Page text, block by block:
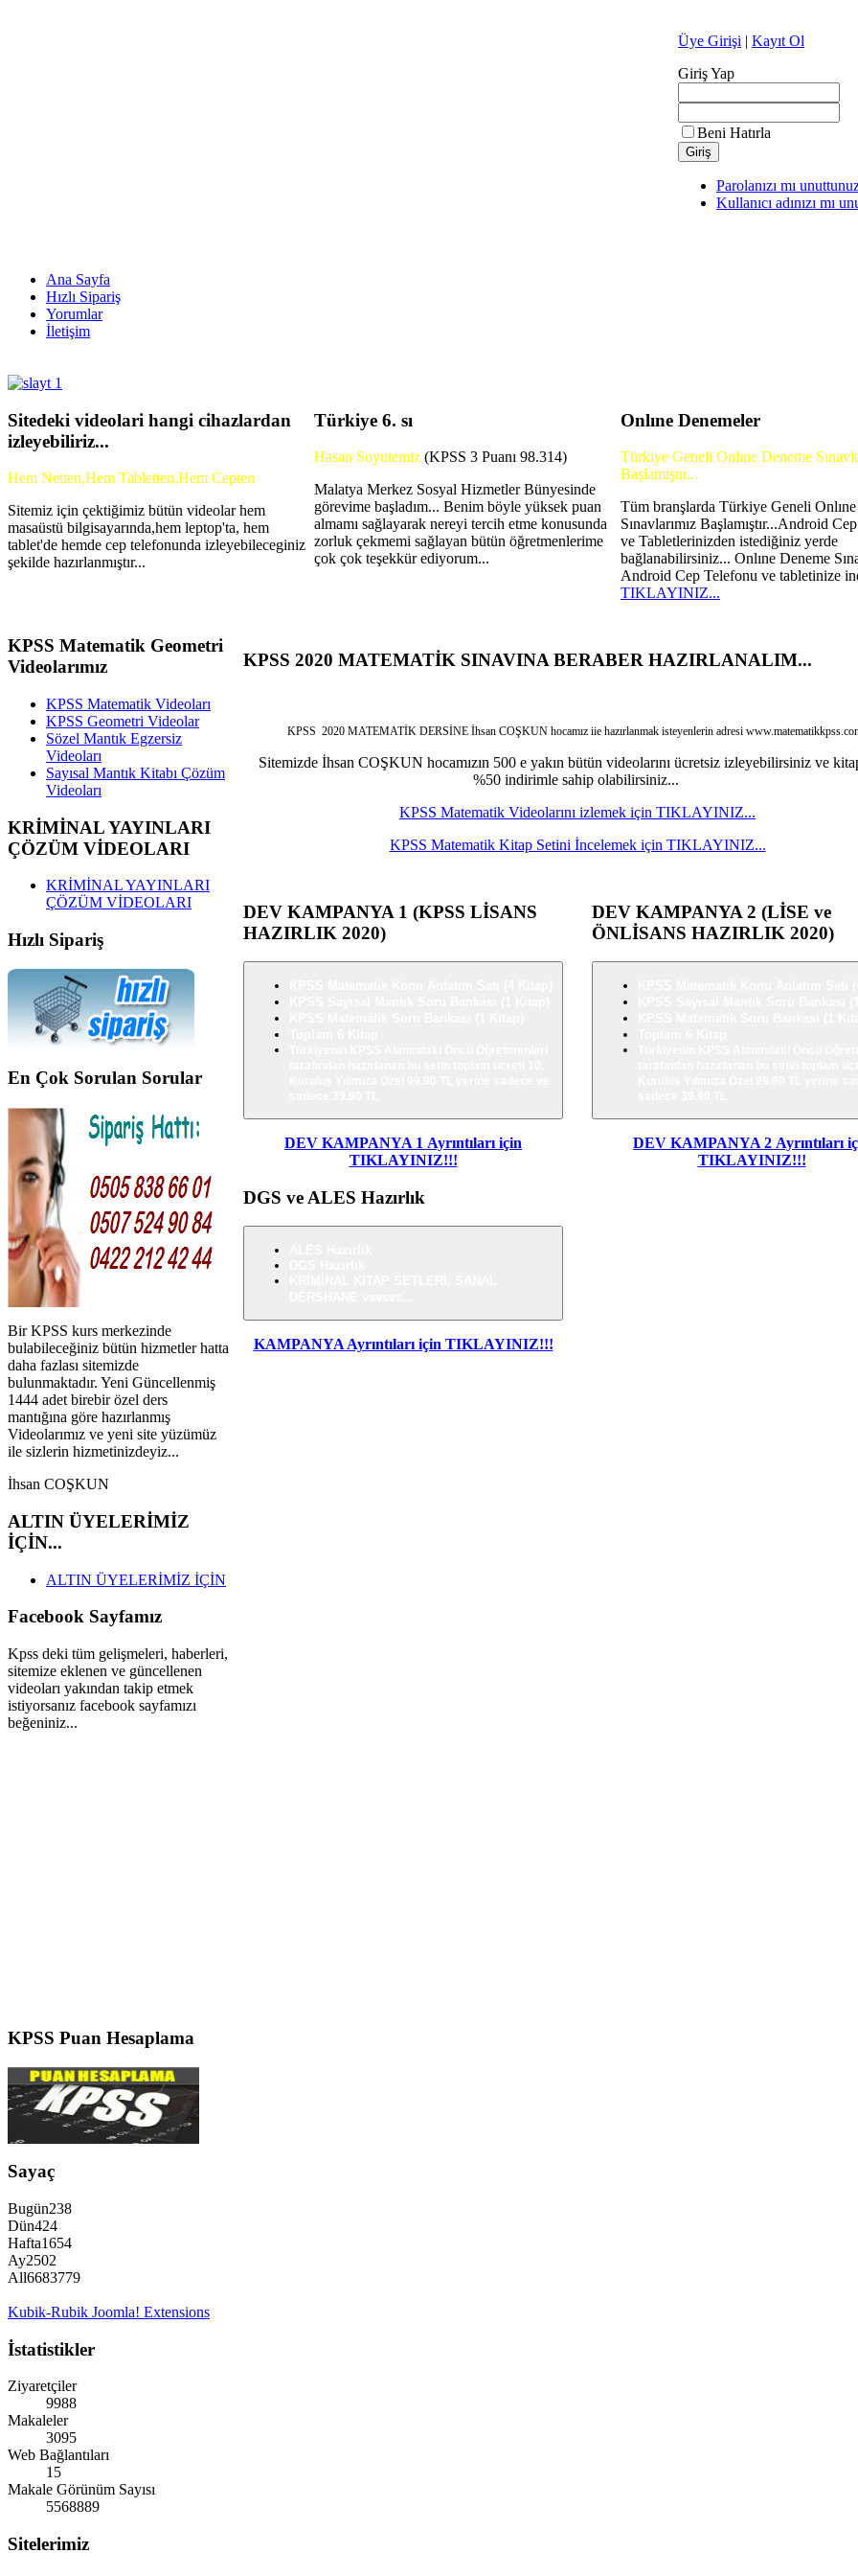
Üye Girişi | Kayıt Ol
Giriş Yap
Beni Hatırla
Parolanızı mı
Kullanıcı adınızı mı
Ana Sayfa
Hızlı Sipariş
Yorumlar
İletişim
Sitedeki videolari hangi cihazlardan
izleyebiliriz...
Hem Netten,Hem Tabletten,Hem Cepten
Sitemiz için çektiğimiz bütün videolar hem
masaüstü bilgisayarında,hem leptop'ta, hem
tablet'de hemde cep telefonunda izleyebileceginiz
şekilde hazırlanmıştır...
Türkiye 6. sı
Hasan Soyutemiz (KPSS 3 Puanı 98.314)
Malatya Merkez Sosyal Hizmetler Bünyesinde
görevime başladım... Benim böyle yüksek puan
almamı sağlayarak nereyi tercih etme konusunda
zorluk çekmemi sağlayan bütün öğretmenlerime
çok çok teşekkür ediyorum...
Onlıne Denemeler
Türkiye Geneli Onlıne Deneme
Başlamıştır...
Tüm branşlarda Türkiye Geneli
Sınavlarımız Başlamıştır...Android
ve Tabletlerinizden istediğiniz yerde
bağlanabilirsiniz... Onlıne Deneme
Android Cep Telefonu ve tabletinize
TIKLAYINIZ...
KPSS Matematik Geometri
Videolarımız
KPSS Matematik Videoları
KPSS Geometri Videolar
Sözel Mantık Egzersiz
Videoları
Sayısal Mantık Kitabı Çözüm
Videoları
KRİMİNALYAYINLARI
ÇÖZÜM VİDEOLARI
KRİMİNAL YAYINLARI
ÇÖZÜM VİDEOLARI
Hızlı Sipariş
En Çok Sorulan Sorular
Bir KPSS kurs merkezinde
bulabileceğiniz bütün hizmetler hatta
daha fazlası sitemizde
bulunmaktadır. Yeni Güncellenmiş
1444 adet birebir özel ders
mantığına göre hazırlanmış
Videolarımız ve yeni site yüzümüz
ile sizlerin hizmetinizdeyiz...
İhsan COŞKUN
ALTIN ÜYELERİMİZ
İÇİN...
ALTIN ÜYELERİMİZ İÇİN
Facebook Sayfamız
Kpss deki tüm gelişmeleri, haberleri,
sitemize eklenen ve güncellenen
videoları yakından takip etmek
istiyorsanız facebook sayfamızı
beğeniniz...
KPSS Puan Hesaplama
Sayaç
Bugün238
Dün424
Hafta1654
Ay2502
All6683779
Kubik-Rubik Joomla! Extensions
İstatistikler
Ziyaretçiler
9988
Makaleler
3095
Web Bağlantıları
15
Makale Görünüm Sayısı
5568889
Sitelerimiz
KPSS 2020 MATEMATİK SINAVINA BERABER HAZIRLANALIM...
KPSS 2020 MATEMATİK DERSİNE İhsan COŞKUN hocamız iie hazırlanmak isteyenlerin adresi
Sitemizde İhsan COŞKUN hocamızın 500 e yakın bütün videolarını ücretsiz izleyebilirsiniz ve
%50 indirimle sahip olabilirsiniz...
KPSS Matematik Videolarını izlemek için TIKLAYINIZ...
KPSS Matematik Kitap Setini İncelemek için TIKLAYINIZ...
DEV KAMPANYA 1 (KPSS LİSANS
HAZIRLIK 2020)
DEV KAMPANYA 1 Ayrıntıları için
TIKLAYINIZ!!!
DGS ve ALES Hazırlık
KAMPANYA Ayrıntıları için TIKLAYINIZ!!!
DEV KAMPANYA 2 (LİSE ve
ÖNLİSANS HAZIRLIK 2020)
DEV KAMPANYA 2 Ayrıntıları
TIKLAYINIZ!!!